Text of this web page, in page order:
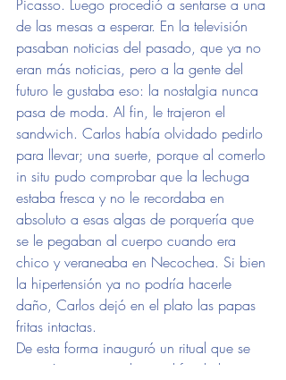
Picasso. Luego procedió a sentarse a una
de las mesas a esperar. En la televisión
pasaban noticias del pasado, que ya no
eran más noticias, pero a la gente del
futuro le gustaba eso: la nostalgia nunca
pasa de moda. Al fin, le trajeron el
sandwich. Carlos había olvidado pedirlo
para llevar; una suerte, porque al comerlo
in situ pudo comprobar que la lechuga
estaba fresca y no le recordaba en
absoluto a esas algas de porquería que
se le pegaban al cuerpo cuando era
chico y veraneaba en Necochea. Si bien
la hipertensión ya no podría hacerle
daño, Carlos dejó en el plato las papas
fritas intactas.
De esta forma inauguró un ritual que se
repetiría sin pausa hasta el fin de los